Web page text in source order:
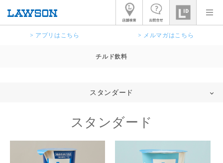
> アプリはこちら > メルマガはこちら
チルド飲料
スタンダード
スタンダード